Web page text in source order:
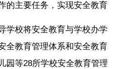
的主要任务，实现安全教育
学校将安全教育与学校办学
全教育管理体系和安全教育
园等28所学校安全教育管理